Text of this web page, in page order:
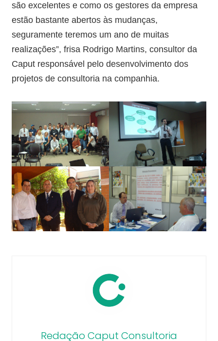
são excelentes e como os gestores da empresa
estão bastante abertos às mudanças,
seguramente teremos um ano de muitas
realizações”, frisa Rodrigo Martins, consultor da
Caput responsável pelo desenvolvimento dos
projetos de consultoria na companhia.
Redação Caput Consultoria